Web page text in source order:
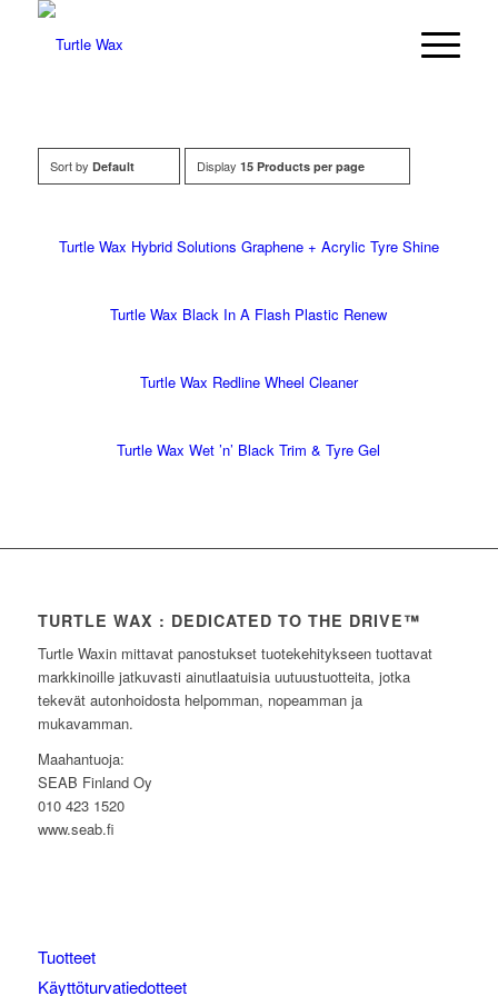
Sort by Default Display 15 Products per page
Turtle Wax Hybrid Solutions Graphene + Acrylic Tyre Shine
Turtle Wax Black In A Flash Plastic Renew
Turtle Wax Redline Wheel Cleaner
Turtle Wax Wet ’n’ Black Trim & Tyre Gel
TURTLE WAX : DEDICATED TO THE DRIVE™
Turtle Waxin mittavat panostukset tuotekehitykseen tuottavat
markkinoille jatkuvasti ainutlaatuisia uutuustuotteita, jotka
tekevät autonhoidosta helpomman, nopeamman ja
mukavamman.
Maahantuoja:
SEAB Finland Oy
010 423 1520
www.seab.fi
Tuotteet
Käyttöturvatiedotteet